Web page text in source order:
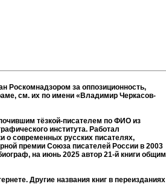
Роскомнадзором за оппозиционность,
см. их по имени «Владимир Черкасов-
тёзкой-писателем по ФИО из
института. Работал
о современных русских писателях,
премии Союза писателей России в 2003
на июнь 2025 автор 21-й книги общим
Другие названия книг в переизданиях